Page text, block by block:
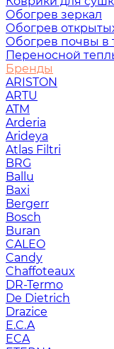
Обогрев зеркал
Обогрев
Обогрев почвы в
Переносной
Бренды
ARISTON
ARTU
ATM
Arderia
Arideya
Atlas Filtri
BRG
Ballu
Baxi
Bergerr
Bosch
Buran
CALEO
Candy
Chaffoteaux
DR-Termo
De Dietrich
Drazice
E.C.A
ECA